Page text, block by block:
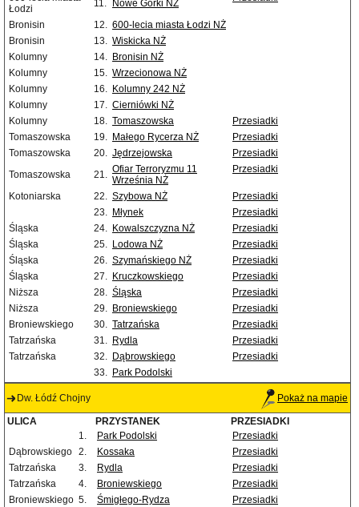
Łodzi
11. Nowe Górki NŻ
Bronisin 12. 600-lecia miasta Łodzi NŻ
Bronisin
13. Wiskicka NŻ
Kolumny
14. Bronisin NŻ
Kolumny
15. Wrzecionowa NŻ
Kolumny
16. Kolumny 242 NŻ
Kolumny
17. Cierniówki NŻ
Kolumny
18. Tomaszowska
Przesiadki
Tomaszowska
19. Małego Rycerza NŻ
Przesiadki
Tomaszowska
20. Jędrzejowska
Przesiadki
Tomaszowska
21. Ofiar Terroryzmu 11
Września NŻ
Przesiadki
Kotoniarska 22. Szybowa NŻ
Przesiadki
23. Młynek
Przesiadki
Śląska
24. Kowalszczyzna NŻ
Przesiadki
Śląska
25. Lodowa NŻ
Przesiadki
Śląska
26. Szymańskiego NŻ
Przesiadki
Śląska
27. Kruczkowskiego
Przesiadki
Niższa
28. Śląska
Przesiadki
Niższa
29. Broniewskiego
Przesiadki
Broniewskiego
30. Tatrzańska
Przesiadki
Tatrzańska
31. Rydla
Przesiadki
Tatrzańska
32. Dąbrowskiego
Przesiadki
33. Park Podolski
Dw. Łódź Chojny Pokaż na mapie
ULICA PRZYSTANEK
PRZESIADKI
1.
Park Podolski
Przesiadki
Dąbrowskiego 2. Kossaka
Przesiadki
Tatrzańska
3. Rydla
Przesiadki
Tatrzańska
4. Broniewskiego
Przesiadki
Broniewskiego 5. Śmigłego-Rydza
Przesiadki